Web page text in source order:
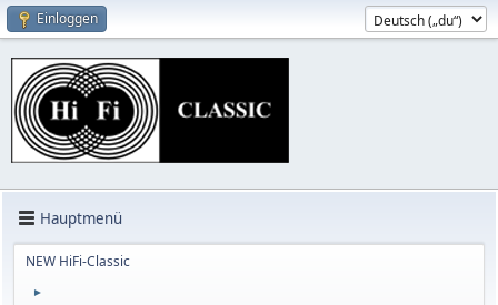
Einloggen
Hauptmenü
NEW HiFi-Classic
►